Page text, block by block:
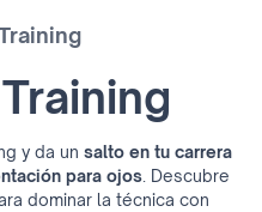
Training
y da un salto en tu carrera
para ojos. Descubre
dominar la técnica con